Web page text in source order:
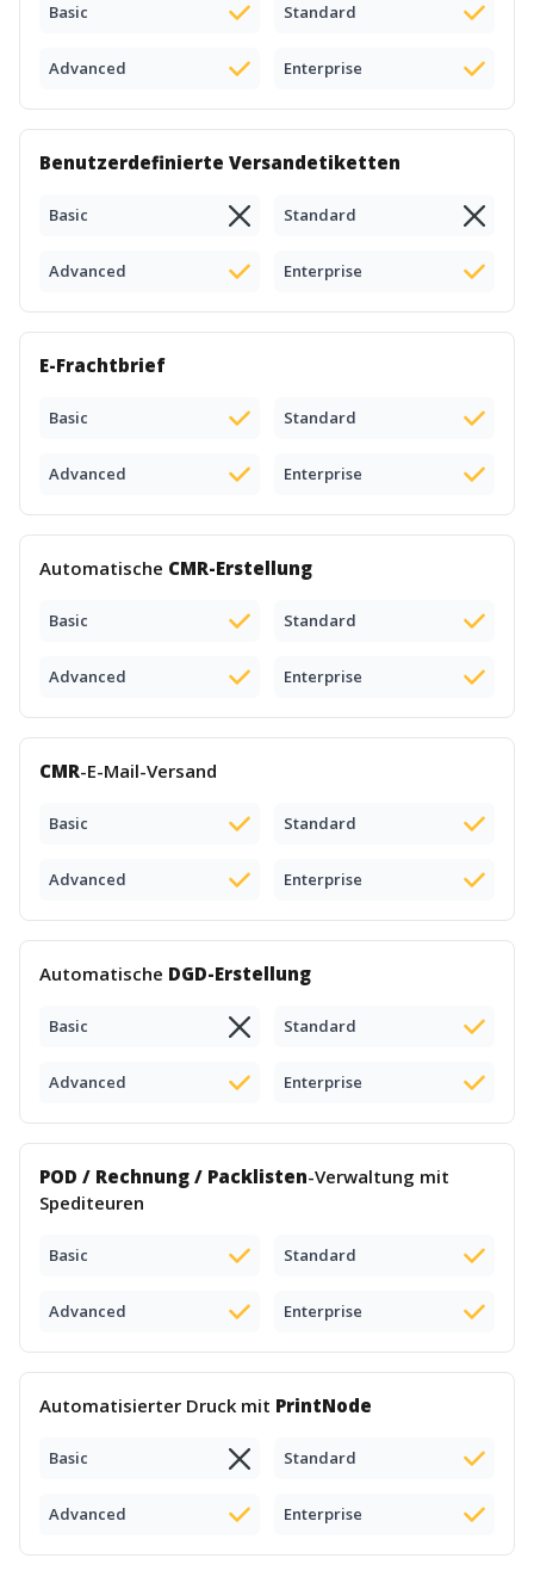
Basic Standard
Advanced Enterprise
Benutzerdefinierte Versandetiketten
Basic Standard
Advanced Enterprise
E-Frachtbrief
Basic Standard
Advanced Enterprise
Automatische CMR-Erstellung
Basic Standard
Advanced Enterprise
CMR-E-Mail-Versand
Basic Standard
Advanced Enterprise
Automatische DGD-Erstellung
Basic Standard
Advanced Enterprise
POD / Rechnung / Packlisten-Verwaltung mit
Spediteuren
Basic Standard
Advanced Enterprise
Automatisierter Druck mit PrintNode
Basic Standard
Advanced Enterprise